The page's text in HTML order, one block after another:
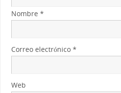
Nombre *
Correo electrónico *
Web